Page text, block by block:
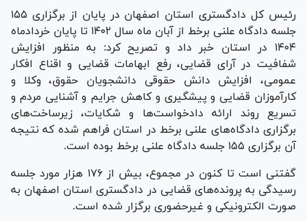
رئیس کل دادگستری استان اصفهان در پایان از برگزاری ۱۵۵
جلسه دادگاه علنی برخط از آبان ماه سال ۱۴۰۲ تا پایان خردادماه
۱۴۰۴ در استان خبر داد و تصریح کرد: به منظور افزایش
شفافیت در آرای قضایی، رفع ابهامات قضایی و اقناع افکار
عمومی، افزایش دانش حقوقی دانشجویان حقوق، وکلا و
کارآموزان قضایی و پیشگیری و کاهش جرایم و آشنایی مردم و
تسریع روند ارائه دادخواست‌ها و شکایات، زیرساخت‌های
برگزاری دادگاه‌های علنی برخط در استان فراهم شده که نتیجه
آن برگزاری ۱۵۵ جلسه دادگاه علنی برخط بوده است.
گفتنی است تا کنون در مجموع، بیش از ۱۷۶ هزار مورد جلسه
رسیدگی به پرونده‌های قضایی در دادگستری استان اصفهان به
صورت الکترونیکی و غیرحضوری برگزار شده است.